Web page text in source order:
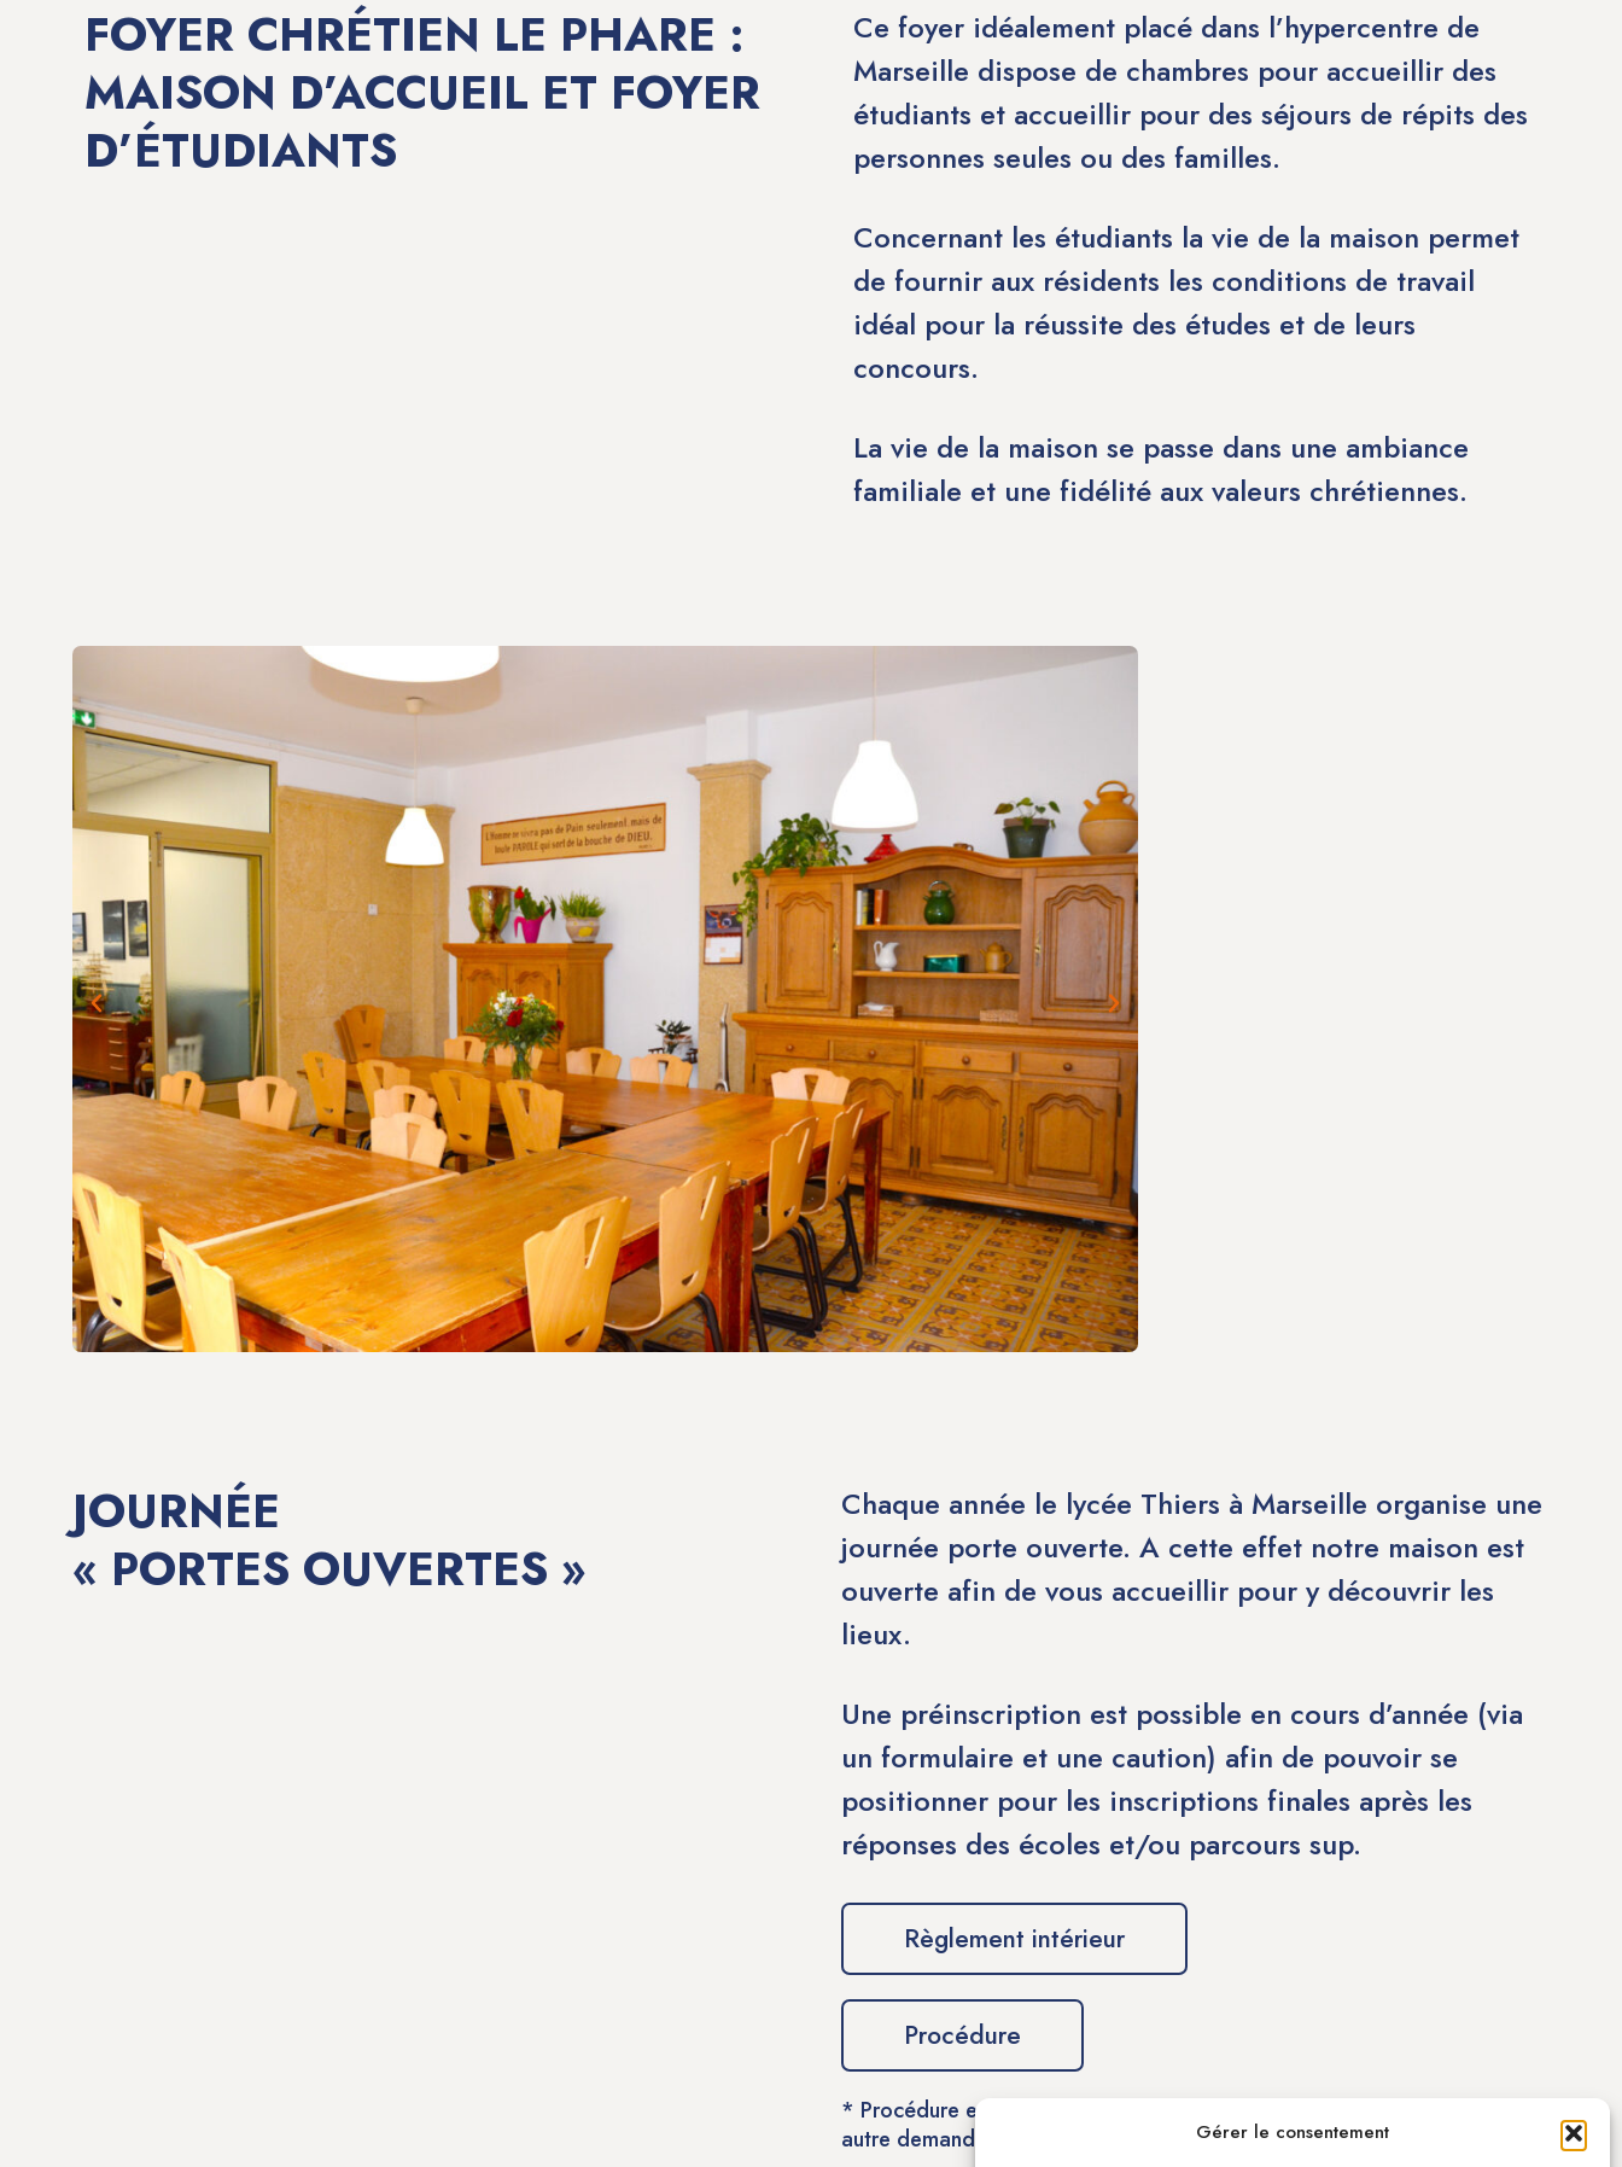
Gérer le consentement
FOYER CHRÉTIEN LE PHARE :
MAISON D’ACCUEIL ET FOYER
D’ÉTUDIANTS
Ce foyer idéalement placé dans l’hypercentre de
Marseille dispose de chambres pour accueillir des
étudiants et accueillir pour des séjours de répits des
personnes seules ou des familles.
Concernant les étudiants la vie de la maison permet
de fournir aux résidents les conditions de travail
idéal pour la réussite des études et de leurs
concours.
La vie de la maison se passe dans une ambiance
familiale et une fidélité aux valeurs chrétiennes.
JOURNÉE
« PORTES OUVERTES »
Chaque année le lycée Thiers à Marseille organise une
journée porte ouverte. A cette effet notre maison est
ouverte afin de vous accueillir pour y découvrir les
lieux.
Une préinscription est possible en cours d’année (via
un formulaire et une caution) afin de pouvoir se
positionner pour les inscriptions finales après les
réponses des écoles et/ou parcours sup.
Règlement intérieur
Procédure
* Procédure est le formulaire de contact pour une inscription. Pour tout
autre demande, merci de
nous contacter.